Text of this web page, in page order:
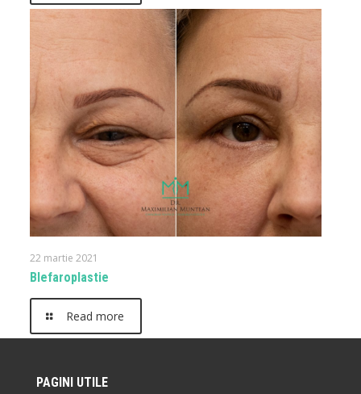
22 martie 2021
Blefaroplastie
Read more
PAGINI UTILE